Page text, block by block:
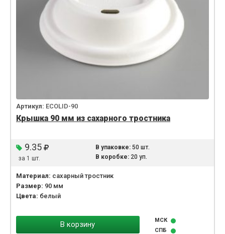
Артикул: ECOLID-90
Крышка 90 мм из сахарного тростника
9.35
за 1 шт.
В упаковке:50 шт.
В коробке:20 уп.
Материал: сахарный тростник
Размер: 90 мм
Цвета: белый
В корзину
МСК
СПБ